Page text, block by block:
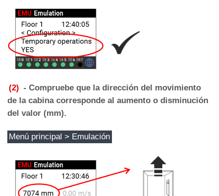
(2) - Compruebe que la dirección del movimiento
de la cabina corresponde al aumento o disminución
del valor (mm).
Menú principal > Emulación